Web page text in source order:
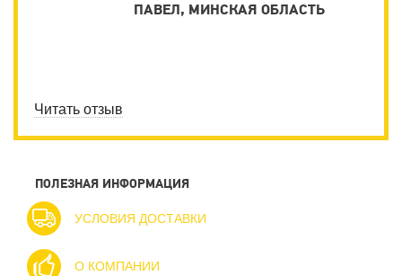
ПАВЕЛ, МИНСКАЯ ОБЛАСТЬ
Читать отзыв
ПОЛЕЗНАЯ ИНФОРМАЦИЯ
УСЛОВИЯ ДОСТАВКИ
О КОМПАНИИ